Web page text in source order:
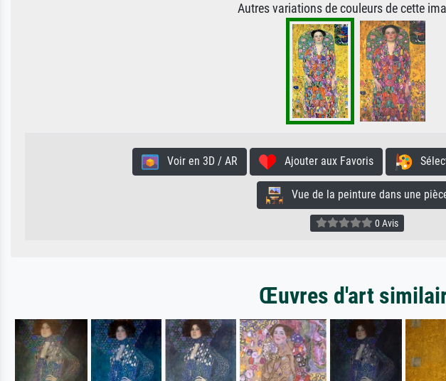
Autres variations de couleurs de cette
Voir en 3D / AR Ajouter aux Favoris
Vue de la peinture dans une
0 Avis
Œuvres d'art